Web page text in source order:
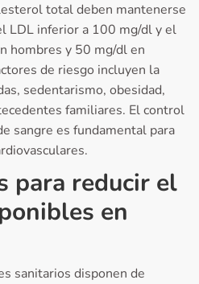
total deben mantenerse
LDL inferior a 100 mg/dl y el
hombres y 50 mg/dl en
de riesgo incluyen la
sedentarismo, obesidad,
familiares. El control
sangre es fundamental para
para reducir el
en
sanitarios disponen de